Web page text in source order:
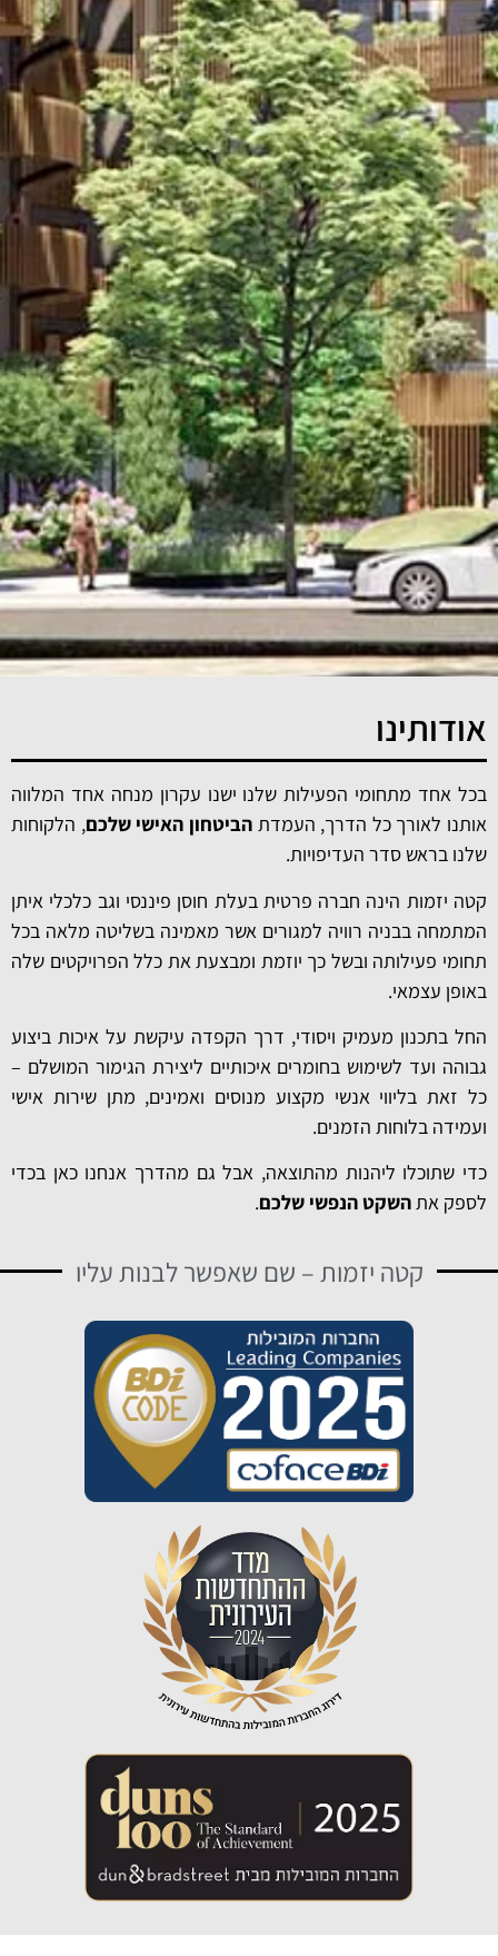
אודותינו
בכל אחד מתחומי הפעילות שלנו ישנו עקרון מנחה אחד המלווה
אותנו לאורך כל הדרך, העמדתהביטחון האישי שלכם, הלקוחות
שלנו בראש סדר העדיפויות.
קטה יזמות הינה חברה פרטית בעלת חוסן פיננסי וגב כלכלי איתן
המתמחה בבניה רוויה למגורים אשר מאמינה בשליטה מלאה בכל
תחומי פעילותה ובשל כך יוזמת ומבצעת את כלל הפרויקטים שלה
באופן עצמאי.
החל בתכנון מעמיק ויסודי, דרך הקפדה עיקשת על איכות ביצוע
גבוהה ועד לשימוש בחומרים איכותיים ליצירת הגימור המושלם –
כל זאת בליווי אנשי מקצוע מנוסים ואמינים, מתן שירות אישי
ועמידה בלוחות הזמנים.
כדי שתוכלו ליהנות מהתוצאה, אבל גם מהדרך אנחנו כאן בכדי
לספק אתהשקט הנפשי שלכם.
קטה יזמות – שם שאפשר לבנות עליו